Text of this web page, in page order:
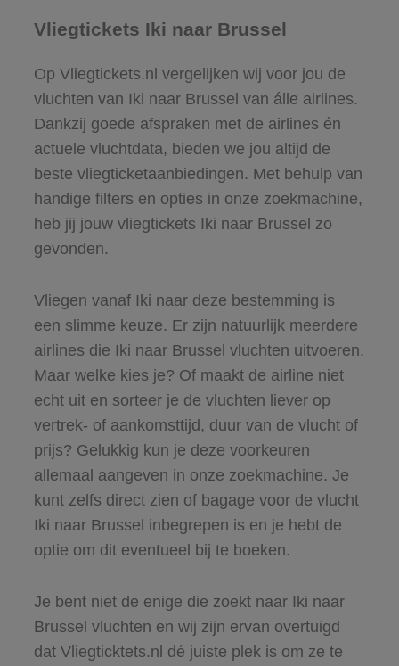
Vliegtickets Iki naar Brussel
Op Vliegtickets.nl vergelijken wij voor jou de
vluchten van Iki naar Brussel van álle airlines.
Dankzij goede afspraken met de airlines én
actuele vluchtdata, bieden we jou altijd de
beste vliegticketaanbiedingen. Met behulp van
handige filters en opties in onze zoekmachine,
heb jij jouw vliegtickets Iki naar Brussel zo
gevonden.
Vliegen vanaf Iki naar deze bestemming is
een slimme keuze. Er zijn natuurlijk meerdere
airlines die Iki naar Brussel vluchten uitvoeren.
Maar welke kies je? Of maakt de airline niet
echt uit en sorteer je de vluchten liever op
vertrek- of aankomsttijd, duur van de vlucht of
prijs? Gelukkig kun je deze voorkeuren
allemaal aangeven in onze zoekmachine. Je
kunt zelfs direct zien of bagage voor de vlucht
Iki naar Brussel inbegrepen is en je hebt de
optie om dit eventueel bij te boeken.
Je bent niet de enige die zoekt naar Iki naar
Brussel vluchten en wij zijn ervan overtuigd
dat Vliegticktets.nl dé juiste plek is om ze te